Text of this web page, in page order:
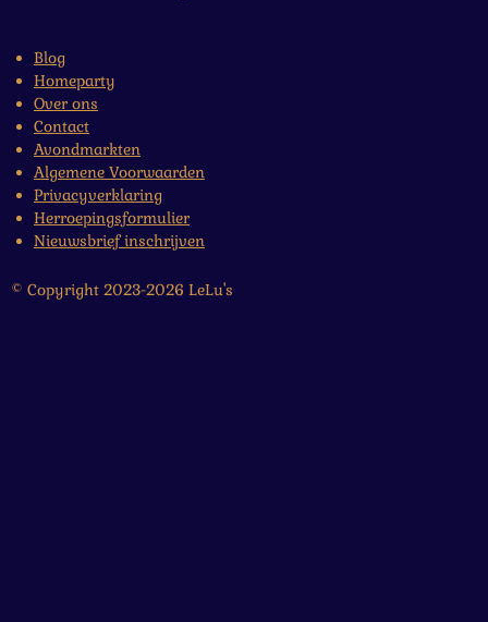
Blog
Homeparty
Over ons
Contact
Avondmarkten
Algemene Voorwaarden
Privacyverklaring
Herroepingsformulier
Nieuwsbrief inschrijven
© Copyright 2023-2026 LeLu's